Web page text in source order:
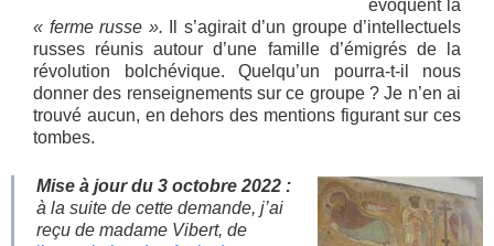
évoquent la
« ferme russe ».
Il s’agirait d’un groupe d’intellectuels
russes réunis autour d’une famille d’émigrés de la
révolution bolchévique. Quelqu’un pourra-t-il nous
donner des renseignements sur ce groupe ? Je n’en ai
trouvé aucun, en dehors des mentions figurant sur ces
tombes.
Mise à jour du 3 octobre 2022 :
à la suite de cette demande, j’ai
reçu de madame Vibert, de